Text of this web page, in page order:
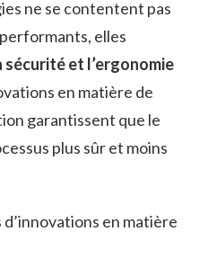
ne se contentent pas
elles
sécurité et l’ergonomie
en matière de
garantissent que le
plus sûr et moins
en matière